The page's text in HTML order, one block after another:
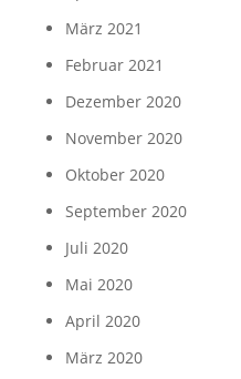
März 2021
Februar 2021
Dezember 2020
November 2020
Oktober 2020
September 2020
Juli 2020
Mai 2020
April 2020
März 2020